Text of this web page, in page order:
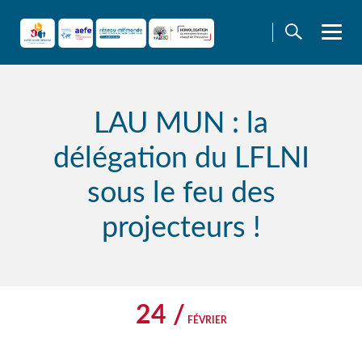
content
LAU MUN : la
délégation du LFLNI
sous le feu des
projecteurs !
24 / FÉVRIER